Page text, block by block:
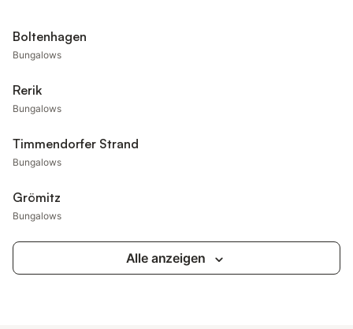
Boltenhagen
Bungalows
Rerik
Bungalows
Timmendorfer Strand
Bungalows
Grömitz
Bungalows
Alle anzeigen